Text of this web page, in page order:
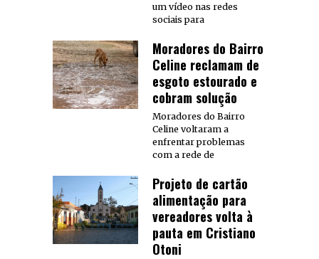
um vídeo nas redes
sociais para
Moradores do Bairro
Celine reclamam de
esgoto estourado e
cobram solução
Moradores do Bairro
Celine voltaram a
enfrentar problemas
com a rede de
Projeto de cartão
alimentação para
vereadores volta à
pauta em Cristiano
Otoni